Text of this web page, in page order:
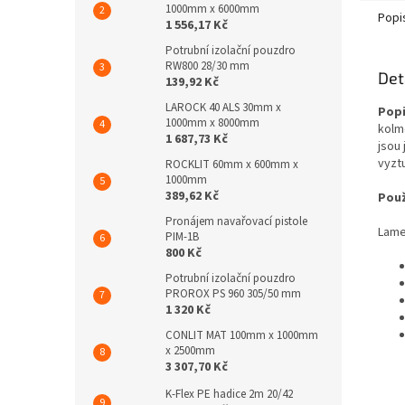
1000mm x 6000mm
1 556,17 Kč
Potrubní izolační pouzdro
RW800 28/30 mm
139,92 Kč
LAROCK 40 ALS 30mm x
1000mm x 8000mm
1 687,73 Kč
ROCKLIT 60mm x 600mm x
1000mm
389,62 Kč
Pronájem navařovací pistole
PIM-1B
800 Kč
Potrubní izolační pouzdro
PROROX PS 960 305/50 mm
1 320 Kč
CONLIT MAT 100mm x 1000mm
x 2500mm
3 307,70 Kč
K-Flex PE hadice 2m 20/42
jsou